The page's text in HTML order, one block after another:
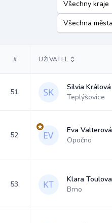
# UŽIVATEL
51.
Silvia Králová
Teplýšovice
52.
Eva Valterová
Opočno
53.
Klara Toulova
Brno